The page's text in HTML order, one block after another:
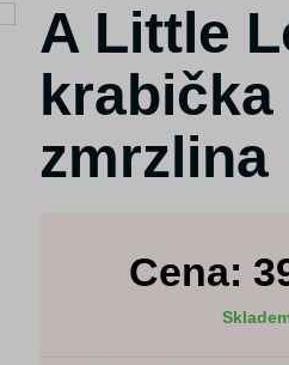
A Little
krabička
zmrzlina
Cena: